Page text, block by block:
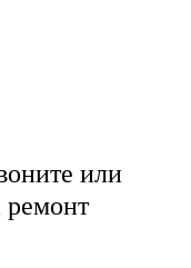
или
ремонт